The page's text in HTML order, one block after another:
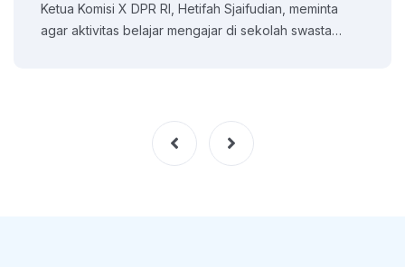
Ketua Komisi X DPR RI, Hetifah Sjaifudian, meminta
agar aktivitas belajar mengajar di sekolah swasta…